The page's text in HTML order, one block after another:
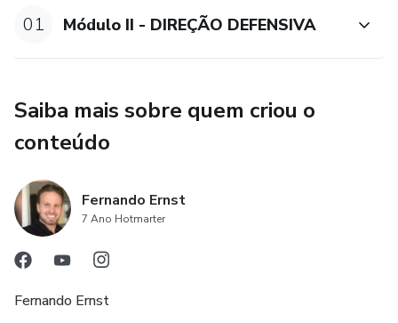
01 Módulo II - DIREÇÃO DEFENSIVA
Saiba mais sobre quem criou o
conteúdo
Fernando Ernst
7 Ano Hotmarter
Fernando Ernst